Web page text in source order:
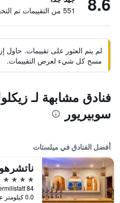
551 من التقييمات تم التحقق منها
لم يتم العثور على تقييمات. حاول
مسح كل شيء لعرض التقييمات.
فنادق مشابهة لـ
سوبيريور
أفضل الفنادق في ميلستات
4 نجوم
0.0 كيلومتر عن وسط المدينة